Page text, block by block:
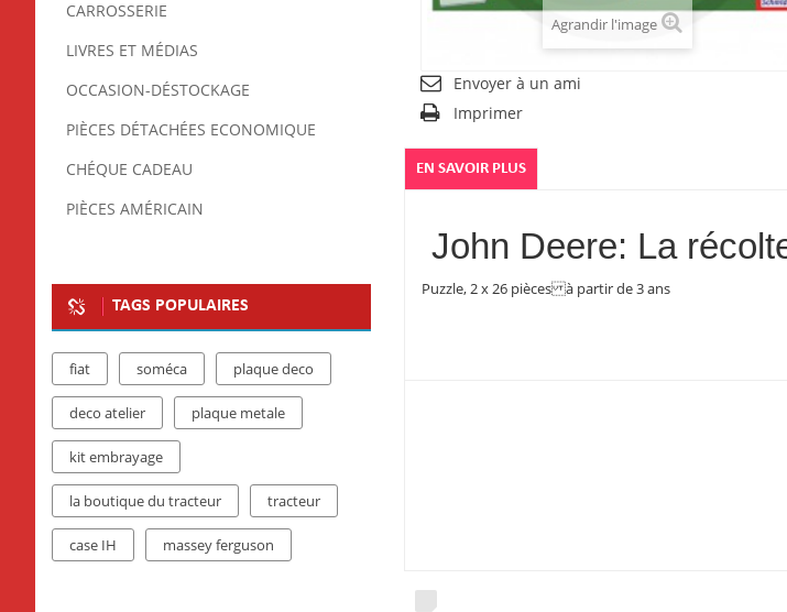
CARROSSERIE
LIVRES ET MÉDIAS
OCCASION-DÉSTOCKAGE
PIÈCES DÉTACHÉES ECONOMIQUE
CHÉQUE CADEAU
PIÈCES AMÉRICAIN
TAGS POPULAIRES
fiat soméca plaque deco
deco atelier plaque metale
kit embrayage
la boutique du tracteur tracteur
case IH massey ferguson
Agrandir l'image
Envoyer à un ami
Imprimer
EN SAVOIR PLUS
John Deere: La
Puzzle, 2 x 26 pièces à partir de 3 ans